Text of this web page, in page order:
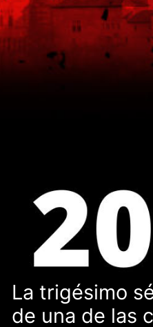
La trigésimo
de una de las